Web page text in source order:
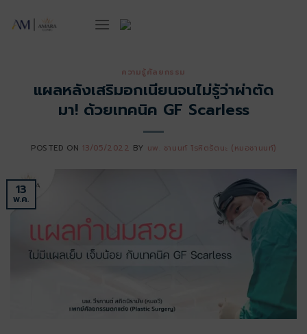
ความรู้ศัลยกรรม
แผลหลังเสริมอกเนียนจนไม่รู้ว่าผ่าตัด
มา! ด้วยเทคนิค GF Scarless
POSTED ON 13/05/2022 BY นพ. ชานนท์ โรหิตรัตนะ (หมอชานนท์)
13
พ.ค.